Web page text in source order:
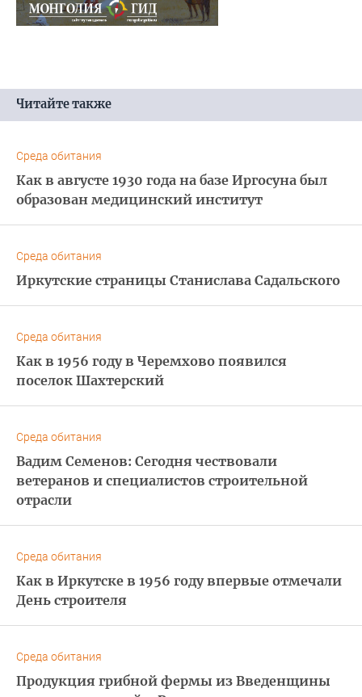
Читайте также
Среда обитания
Как в августе 1930 года на базе Иргосуна был
образован медицинский институт
Среда обитания
Иркутские страницы Станислава Садальского
Среда обитания
Как в 1956 году в Черемхово появился
поселок Шахтерский
Среда обитания
Вадим Семенов: Сегодня чествовали
ветеранов и специалистов строительной
отрасли
Среда обитания
Как в Иркутске в 1956 году впервые отмечали
День строителя
Среда обитания
Продукция грибной фермы из Введенщины